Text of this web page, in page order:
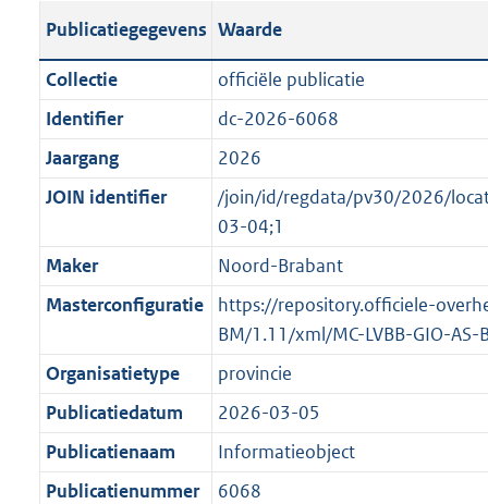
l
c
a
t
i
e
n
f
o
m
a
a
t
o
t
e
:
3
K
b
i
c
a
t
i
i
n
f
r
m
a
a
t
o
t
t
e
:
o
b
e
k
n
d
t
a
n
d
g
r
o
o
t
t
e
:
2
K
b
Publicatiegegevens Waarde
Collectie
officiële publicatie
Identifier
dc-2026-6068
Jaargang
2026
JOIN identifier
/join/id/regdata/pv30/2026/
03-04;1
Maker
Noord-Brabant
Masterconfiguratie
https://repository.officiele-
BM/1.11/xml/MC-LVBB-GIO-AS-
Organisatietype
provincie
Publicatiedatum
2026-03-05
Publicatienaam
Informatieobject
Publicatienummer
6068